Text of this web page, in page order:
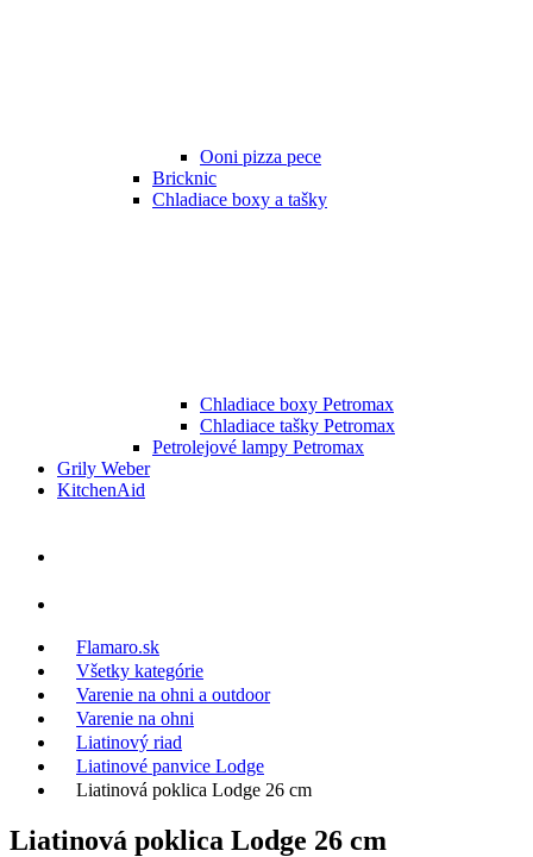
Ooni pizza pece
Bricknic
Chladiace boxy a tašky
Chladiace boxy Petromax
Chladiace tašky Petromax
Petrolejové lampy Petromax
Grily Weber
KitchenAid
Flamaro.sk
Všetky kategórie
Varenie na ohni a outdoor
Varenie na ohni
Liatinový riad
Liatinové panvice Lodge
Liatinová poklica Lodge 26 cm
Liatinová poklica Lodge 26 cm